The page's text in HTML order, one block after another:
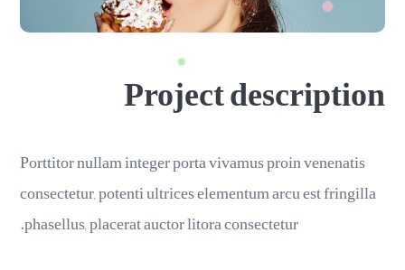
Project description
Porttitor nullam integer porta vivamus proin venenatis
consectetur, potenti ultrices elementum arcu est fringilla
phasellus, placerat auctor litora consectetur.